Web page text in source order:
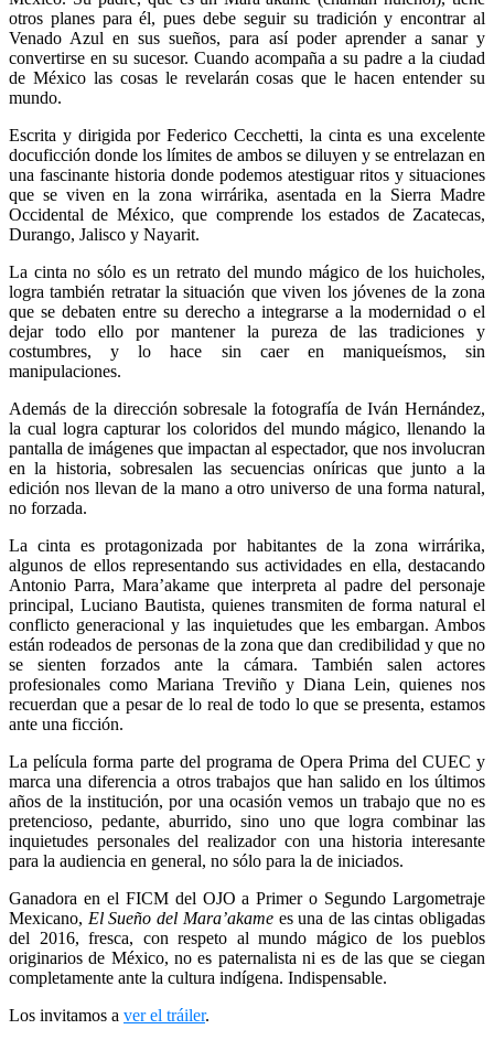
otros planes para él, pues debe seguir su tradición y encontrar al
Venado Azul en sus sueños, para así poder aprender a sanar y
convertirse en su sucesor. Cuando acompaña a su padre a la ciudad
de México las cosas le revelarán cosas que le hacen entender su
mundo.
Escrita y dirigida por Federico Cecchetti, la cinta es una excelente
docuficción donde los límites de ambos se diluyen y se entrelazan en
una fascinante historia donde podemos atestiguar ritos y situaciones
que se viven en la zona wirrárika, asentada en la Sierra Madre
Occidental de México, que comprende los estados de Zacatecas,
Durango, Jalisco y Nayarit.
La cinta no sólo es un retrato del mundo mágico de los huicholes,
logra también retratar la situación que viven los jóvenes de la zona
que se debaten entre su derecho a integrarse a la modernidad o el
dejar todo ello por mantener la pureza de las tradiciones y
costumbres, y lo hace sin caer en maniqueísmos, sin
manipulaciones.
Además de la dirección sobresale la fotografía de Iván Hernández,
la cual logra capturar los coloridos del mundo mágico, llenando la
pantalla de imágenes que impactan al espectador, que nos involucran
en la historia, sobresalen las secuencias oníricas que junto a la
edición nos llevan de la mano a otro universo de una forma natural,
no forzada.
La cinta es protagonizada por habitantes de la zona wirrárika,
algunos de ellos representando sus actividades en ella, destacando
Antonio Parra, Mara’akame que interpreta al padre del personaje
principal, Luciano Bautista, quienes transmiten de forma natural el
conflicto generacional y las inquietudes que les embargan. Ambos
están rodeados de personas de la zona que dan credibilidad y que no
se sienten forzados ante la cámara. También salen actores
profesionales como Mariana Treviño y Diana Lein, quienes nos
recuerdan que a pesar de lo real de todo lo que se presenta, estamos
ante una ficción.
La película forma parte del programa de Opera Prima del CUEC y
marca una diferencia a otros trabajos que han salido en los últimos
años de la institución, por una ocasión vemos un trabajo que no es
pretencioso, pedante, aburrido, sino uno que logra combinar las
inquietudes personales del realizador con una historia interesante
para la audiencia en general, no sólo para la de iniciados.
Ganadora en el FICM del OJO a Primer o Segundo Largometraje
Mexicano, El Sueño del Mara’akamees una de las cintas obligadas
del 2016, fresca, con respeto al mundo mágico de los pueblos
originarios de México, no es paternalista ni es de las que se ciegan
completamente ante la cultura indígena. Indispensable.
Los invitamos a ver el tráiler.